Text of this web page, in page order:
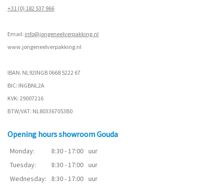
+31 (0) 182 537 966
Email: info@jongeneelverpakking.nl
www.jongeneelverpakking.nl
IBAN: NL92INGB 0668 5222 67
BIC: INGBNL2A
KVK: 29007216
BTW/VAT: NL803367053B0
Opening hours showroom Gouda
Monday: 8:30 - 17:00 uur
Tuesday:
8:30 - 17:00 uur
Wednesday:
8:30 - 17:00 uur